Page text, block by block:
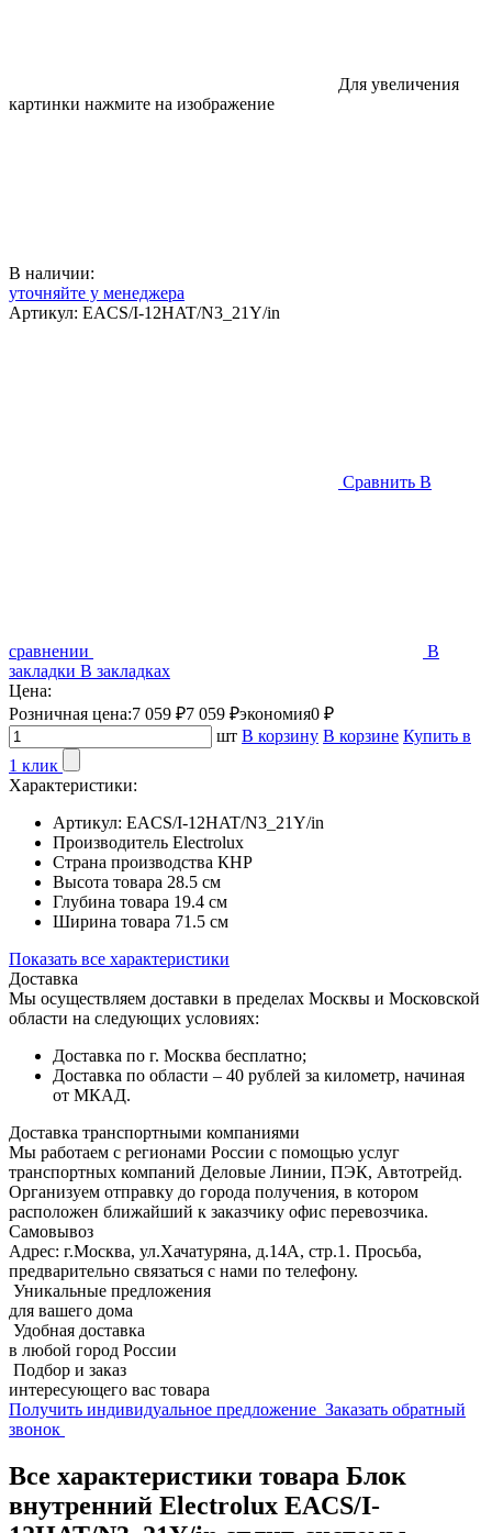
Для увеличения
картинки нажмите на изображение
В наличии:
уточняйте у менеджера
Артикул: EACS/I-12HAT/N3_21Y/in
Сравнить В
сравнении
В
закладки В закладках
Цена:
Розничная цена:7 059 ₽7 059 ₽экономия0 ₽
шт В корзину В корзине Купить в
1 клик
Характеристики:
Артикул: EACS/I-12HAT/N3_21Y/in
Производитель Electrolux
Страна производства КНР
Высота товара 28.5 см
Глубина товара 19.4 см
Ширина товара 71.5 см
Показать все характеристики
Доставка
Мы осуществляем доставки в пределах Москвы и Московской
области на следующих условиях:
Доставка по г. Москва бесплатно;
Доставка по области – 40 рублей за километр, начиная
от МКАД.
Доставка транспортными компаниями
Мы работаем с регионами России с помощью услуг
транспортных компаний Деловые Линии, ПЭК, Автотрейд.
Организуем отправку до города получения, в котором
расположен ближайший к заказчику офис перевозчика.
Самовывоз
Адрес: г.Москва, ул.Хачатуряна, д.14А, стр.1. Просьба,
предварительно связаться с нами по телефону.
Уникальные предложения
для вашего дома
Удобная доставка
в любой город России
Подбор и заказ
интересующего вас товара
Получить индивидуальное предложение Заказать обратный
звонок
Все характеристики товара Блок
внутренний Electrolux EACS/I-